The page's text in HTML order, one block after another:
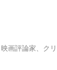
画評論家、ク